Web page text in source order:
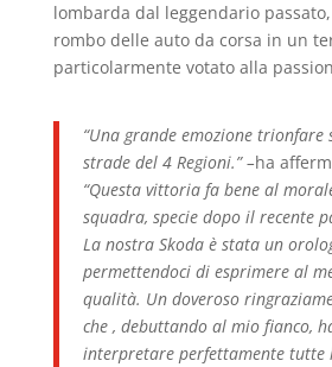
lombarda dal leggendario
rombo delle auto da corsa in un
particolarmente votato alla
“Una grande emozione trionfare
strade del 4 Regioni.” –ha
“Questa vittoria fa bene al
squadra, specie dopo il recente
La nostra Skoda è stata un
permettendoci di esprimere al
qualità. Un doveroso
che , debuttando al mio fianco,
interpretare perfettamente tutte